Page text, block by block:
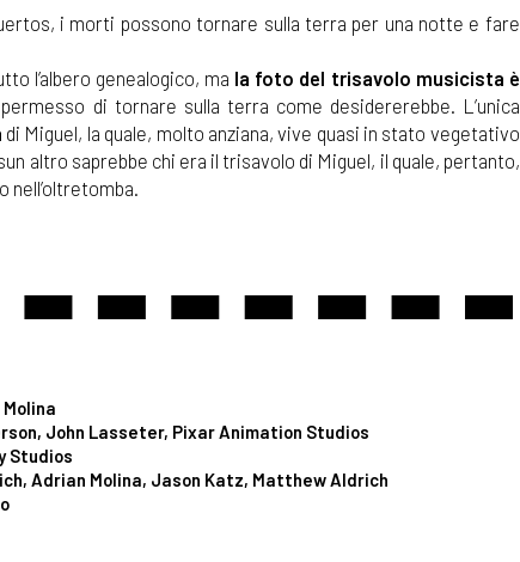
i morti possono tornare sulla terra per una notte e fare
l’albero genealogico, ma la foto del trisavolo musicista è
di tornare sulla terra come desidererebbe. L’unica
di Miguel, la quale, molto anziana, vive quasi in stato vegetativo
altro saprebbe chi era il trisavolo di Miguel, il quale, pertanto,
nell’oltretomba.
John Lasseter, Pixar Animation Studios
Studios
Adrian Molina, Jason Katz, Matthew Aldrich